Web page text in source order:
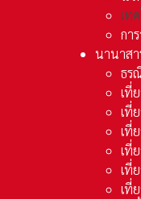
เท
กา
นานาสา
ธร
เที่
เที่
เที่
เที่
เที่
เที่